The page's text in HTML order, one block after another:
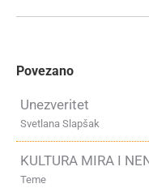
Povezano
Unezveritet
Svetlana Slapšak
KULTURA MIRA I
Teme